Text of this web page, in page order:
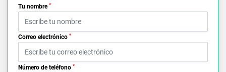
Tu nombre *
Correo electrónico *
Número de teléfono *